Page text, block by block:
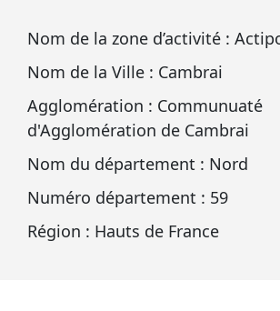
Nom de la zone d’activité :
Nom de la Ville : Cambrai
Agglomération : Communuaté
d'Agglomération de Cambrai
Nom du département : Nord
Numéro département : 59
Région : Hauts de France